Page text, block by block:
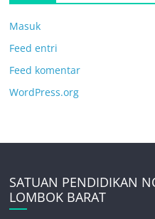
Masuk
Feed entri
Feed komentar
WordPress.org
SATUAN PENDIDIKAN
LOMBOK BARAT